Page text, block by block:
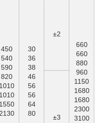
450
540
590
820
1010
1010
1550
2130
30
36
38
46
56
56
64
80
±2
660
660
880
960
1150
1680
1680
2300
3100
±3